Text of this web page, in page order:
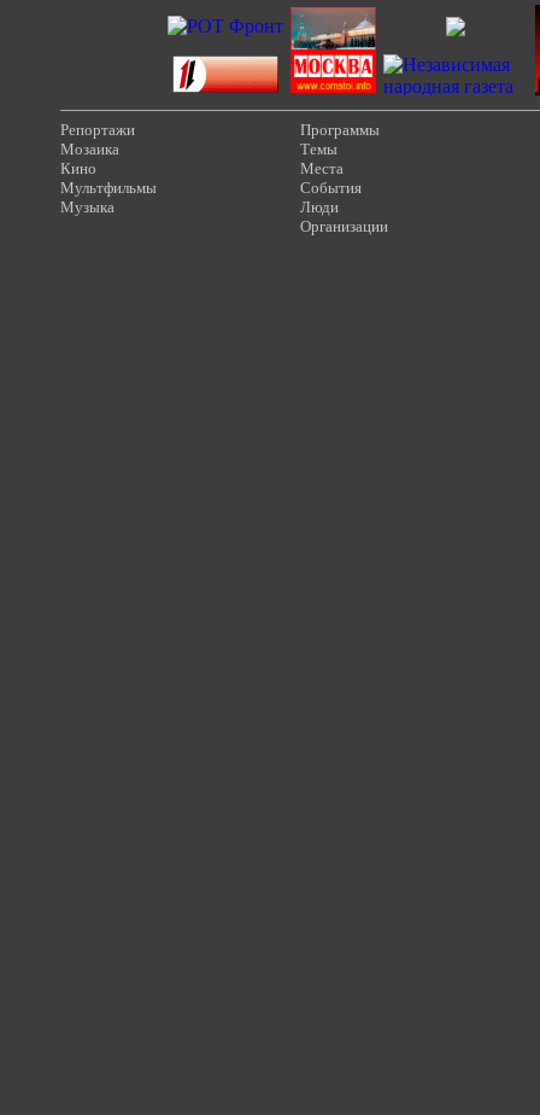
Репортажи
Мозаика
Кино
Мультфильмы
Музыка
Программы
Темы
Места
События
Люди
Организации